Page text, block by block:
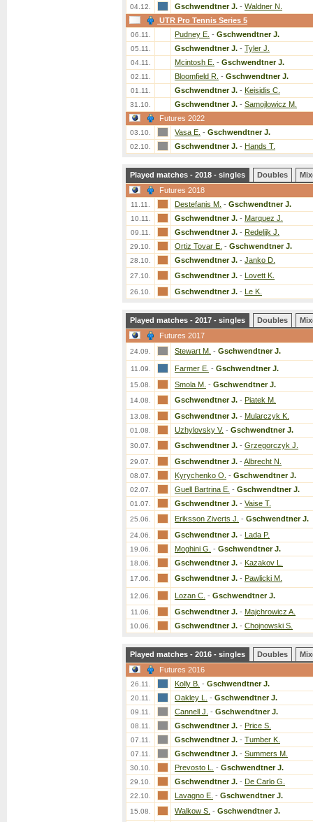
04.12. Gschwendtner J. - Waldner N.
UTR Pro Tennis Series 5
06.11. Pudney E. - Gschwendtner J.
05.11. Gschwendtner J. - Tyler J.
04.11. Mcintosh E. - Gschwendtner J.
02.11. Bloomfield R. - Gschwendtner J.
01.11. Gschwendtner J. - Keisidis C.
31.10. Gschwendtner J. - Samojlowicz M.
Futures 2022
03.10. Vasa E. - Gschwendtner J.
02.10. Gschwendtner J. - Hands T.
Played matches - 2018 - singles Doubles
Futures 2018
11.11. Destefanis M. - Gschwendtner J.
10.11. Gschwendtner J. - Marquez J.
09.11. Gschwendtner J. - Redelijk J.
29.10. Ortiz Tovar E. - Gschwendtner J.
28.10. Gschwendtner J. - Janko D.
27.10. Gschwendtner J. - Lovett K.
26.10. Gschwendtner J. - Le K.
Played matches - 2017 - singles Doubles
Futures 2017
24.09. Stewart M. - Gschwendtner J.
11.09. Farmer E. - Gschwendtner J.
15.08. Smola M. - Gschwendtner J.
14.08. Gschwendtner J. - Piatek M.
13.08. Gschwendtner J. - Mularczyk K.
01.08. Uzhylovsky V. - Gschwendtner J.
30.07. Gschwendtner J. - Grzegorczyk J.
29.07. Gschwendtner J. - Albrecht N.
08.07. Kyrychenko O. - Gschwendtner J.
02.07. Guell Bartrina E. - Gschwendtner J.
01.07. Gschwendtner J. - Vaise T.
25.06. Eriksson Ziverts J. - Gschwendtner J.
24.06. Gschwendtner J. - Lada P.
19.06. Moghini G. - Gschwendtner J.
18.06. Gschwendtner J. - Kazakov L.
17.06. Gschwendtner J. - Pawlicki M.
12.06. Lozan C. - Gschwendtner J.
11.06. Gschwendtner J. - Majchrowicz A.
10.06. Gschwendtner J. - Chojnowski S.
Played matches - 2016 - singles Doubles
Futures 2016
26.11. Kolly B. - Gschwendtner J.
20.11. Oakley L. - Gschwendtner J.
09.11. Cannell J. - Gschwendtner J.
08.11. Gschwendtner J. - Price S.
07.11. Gschwendtner J. - Tumber K.
07.11. Gschwendtner J. - Summers M.
30.10. Prevosto L. - Gschwendtner J.
29.10. Gschwendtner J. - De Carlo G.
22.10. Lavagno E. - Gschwendtner J.
15.08. Walkow S. - Gschwendtner J.